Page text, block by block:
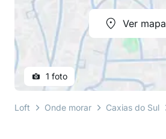
Ver mapa
1 foto
Loft Onde morar Caxias do Sul